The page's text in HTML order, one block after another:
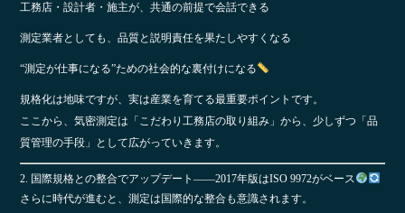
工務店・設計者・施主が、共通の前提で会話できる
測定業者としても、品質と説明責任を果たしやすくなる
“測定が仕事になる”ための社会的な裏付けになる
規格化は地味ですが、実は産業を育てる最重要ポイントです。
ここから、気密測定は「こだわり工務店の取り組み」から、少しずつ「品
質管理の手段」として広がっていきます。
2. 国際規格との整合でアップデート――2017年版はISO 9972がベース
さらに時代が進むと、測定は国際的な整合も意識されます。